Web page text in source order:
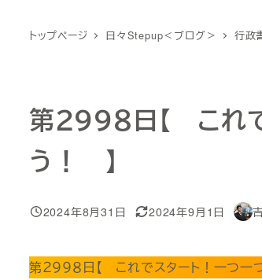
トップページ 日々Stepup＜ブログ＞ 行政
第２９９８日【 こ
う！ 】
投稿日
2024年8月31日
更新日
2024年9月1日
著
第２９９８日【 これでスタート！一つ